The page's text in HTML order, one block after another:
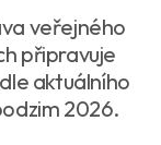
veřejného
připravuje
aktuálního
2026.